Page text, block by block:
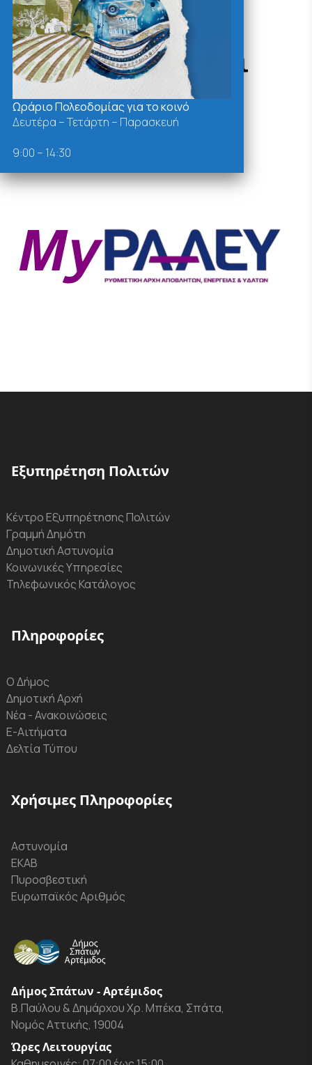
Δράσεις - Χρήσιμοι
Σύνδεσμοι
Εξυπηρέτηση Πολιτών
Κέντρο Εξυπηρέτησης Πολιτών
Γραμμή Δημότη
Δημοτική Αστυνομία
Κοινωνικές Υπηρεσίες
Τηλεφωνικός Κατάλογος
Πληροφορίες
Ο Δήμος
Δημοτική Αρχή
Νέα - Ανακοινώσεις
Ε-Αιτήματα
Δελτία Τύπου
Χρήσιμες Πληροφορίες
Αστυνομία
ΕΚΑΒ
Πυροσβεστική
Ευρωπαϊκός Αριθμός
Δήμος Σπάτων - Αρτέμιδος
Β.Παύλου & Δημάρχου Χρ. Μπέκα, Σπάτα,
Νομός Αττικής, 19004
Ώρες Λειτουργίας
Ωράριο Πολεοδομίας για το κοινό
Δευτέρα – Τετάρτη – Παρασκευή
9:00 – 14:30